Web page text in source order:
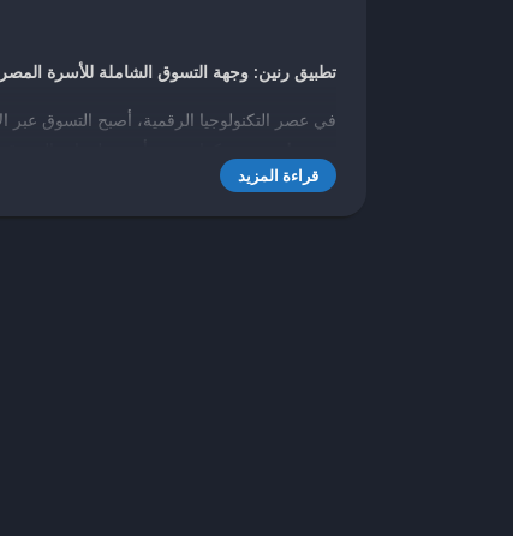
تطبيق رنين: وجهة التسوق الشاملة للأسرة
في عصر التكنولوجيا الرقمية، أصبح التسوق عبر
احتياجات الأسرة المصرية، من الأجهزة
قراءة المزيد